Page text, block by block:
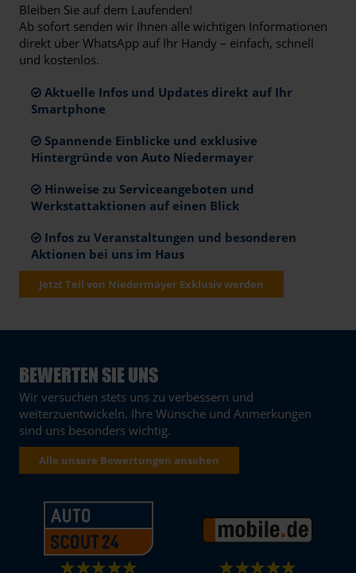
Bleiben Sie auf dem Laufenden!
Ab sofort senden wir Ihnen alle wichtigen Informationen
direkt über WhatsApp auf Ihr Handy – einfach, schnell
und kostenlos.
Aktuelle Infos und Updates direkt auf Ihr
Smartphone
Spannende Einblicke und exklusive
Hintergründe von Auto Niedermayer
Hinweise zu Serviceangeboten und
Werkstattaktionen auf einen Blick
Infos zu Veranstaltungen und besonderen
Aktionen bei uns im Haus
Jetzt Teil von Niedermayer Exklusiv werden
BEWERTEN SIE UNS
Wir versuchen stets uns zu verbessern und
weiterzuentwickeln. Ihre Wünsche und Anmerkungen
sind uns besonders wichtig.
Alle unsere Bewertungen ansehen